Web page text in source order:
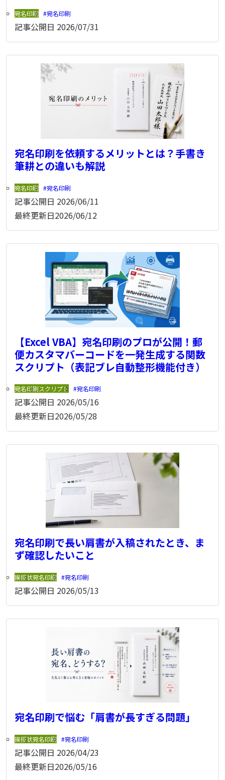
宛名印刷 宛名印刷
記事公開日 2026/07/31
宛名印刷を依頼するメリットとは？手書き
筆耕との違いも解説
宛名印刷 宛名印刷
記事公開日 2026/06/11
最終更新日2026/06/12
【Excel VBA】宛名印刷のプロが公開！郵
便カスタマバーコードを一発生成する関数
スクリプト（表記ブレ自動整形機能付き）
宛名印刷スクリプト 宛名印刷
記事公開日 2026/05/16
最終更新日2026/05/28
宛名印刷で長い肩書が入稿されたとき、ま
ず確認したいこと
挨拶状宛名印刷 宛名印刷
記事公開日 2026/05/13
宛名印刷で悩む「肩書が長すぎる問題」
挨拶状宛名印刷 宛名印刷
記事公開日 2026/04/23
最終更新日2026/05/16